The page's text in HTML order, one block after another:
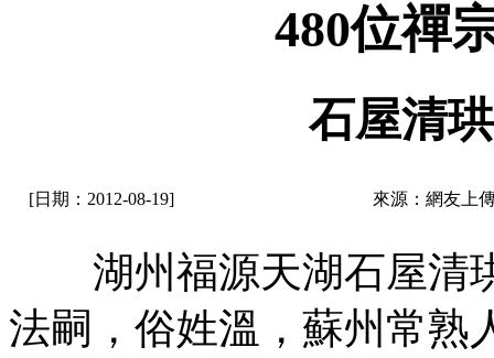
480位禪
石屋清
[日期：2012-08-19] 來源：網友上
湖州福源天湖石屋清
法嗣，俗姓溫，蘇州常熟